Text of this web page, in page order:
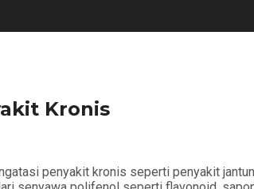
Kronis
penyakit kronis seperti penyakit